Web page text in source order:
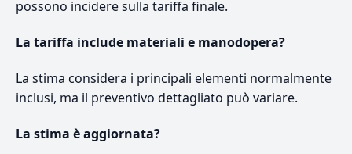
possono incidere sulla tariffa finale.
La tariffa include materiali e manodopera?
La stima considera i principali elementi normalmente
inclusi, ma il preventivo dettagliato può variare.
La stima è aggiornata?